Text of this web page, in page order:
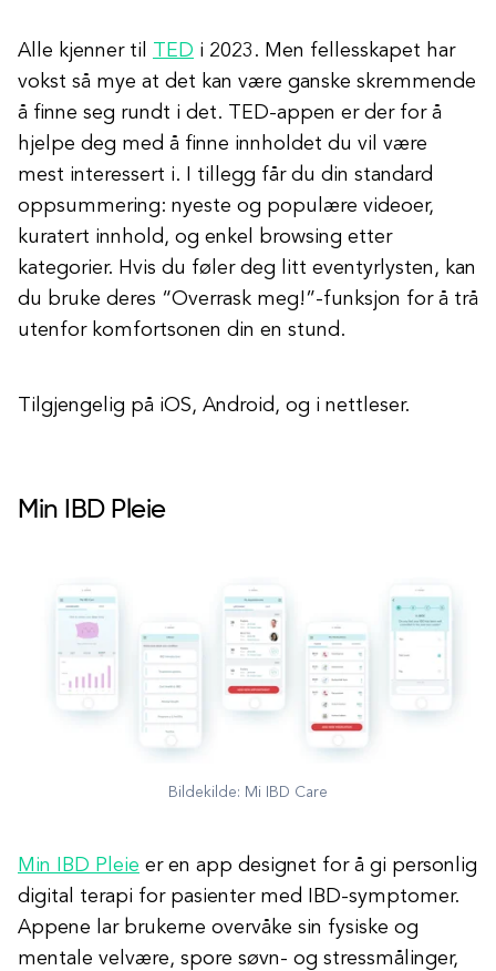
Alle kjenner til TED i 2023. Men fellesskapet har
vokst så mye at det kan være ganske skremmende
å finne seg rundt i det. TED-appen er der for å
hjelpe deg med å finne innholdet du vil være
mest interessert i. I tillegg får du din standard
oppsummering: nyeste og populære videoer,
kuratert innhold, og enkel browsing etter
kategorier. Hvis du føler deg litt eventyrlysten, kan
du bruke deres “Overrask meg!”-funksjon for å trå
utenfor komfortsonen din en stund.
Tilgjengelig på iOS, Android, og i nettleser.
Min IBD Pleie
Bildekilde: Mi IBD Care
Min IBD Pleie er en app designet for å gi personlig
digital terapi for pasienter med IBD-symptomer.
Appene lar brukerne overvåke sin fysiske og
mentale velvære, spore søvn- og stressmålinger,